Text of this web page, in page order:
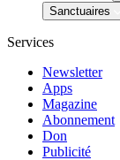
Sanctuaires
Services
Newsletter
Apps
Magazine
Abonnement
Don
Publicité